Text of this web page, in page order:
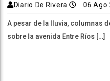
Diario De Rivera 06 Ago
A pesar de la lluvia, columnas
sobre la avenida Entre Ríos […]